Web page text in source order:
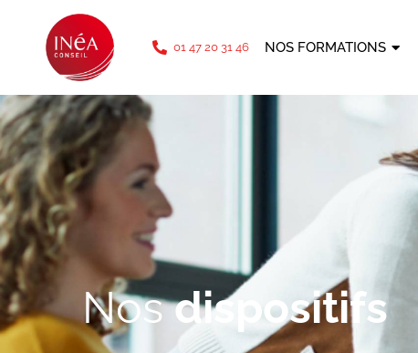
01 47 20 31 46 NOS FORMATIONS
Nosdispositifs